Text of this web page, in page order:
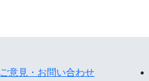
ご意見・お問い合わせ